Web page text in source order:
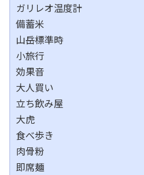
ガリレオ温度計
備蓄米
山岳標準時
小旅行
効果音
大人買い
立ち飲み屋
大虎
食べ歩き
肉骨粉
即席麺